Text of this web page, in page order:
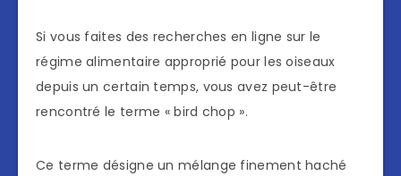
Si vous faites des recherches en ligne sur le
régime alimentaire approprié pour les oiseaux
depuis un certain temps, vous avez peut-être
rencontré le terme « bird chop ».
Ce terme désigne un mélange finement haché